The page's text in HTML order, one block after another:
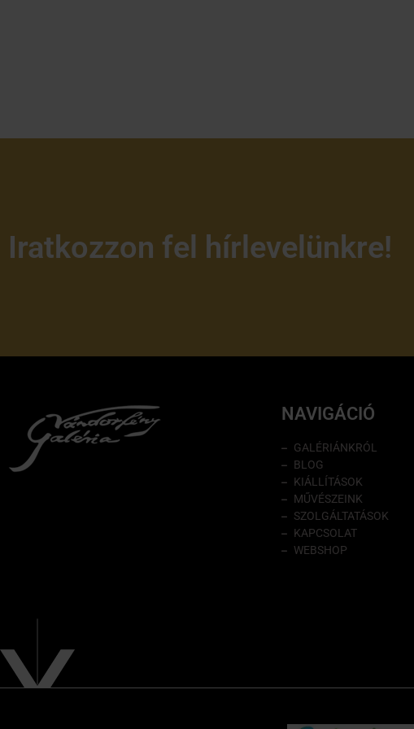
Iratkozzon fel hírlevelünkre!
NAVIGÁCIÓ
GALÉRIÁNKRÓL
BLOG
KIÁLLÍTÁSOK
MŰVÉSZEINK
SZOLGÁLTATÁSOK
KAPCSOLAT
WEBSHOP